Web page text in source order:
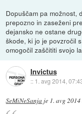
Dopuščam pa možnost,
prepozno in zaseženi
dejansko ne ostane
škode, ki jo je povzročil
omogočil zaščititi svojo
Invictus
:: 1. avg 2014,
SeMiNeSanja je 1. avg